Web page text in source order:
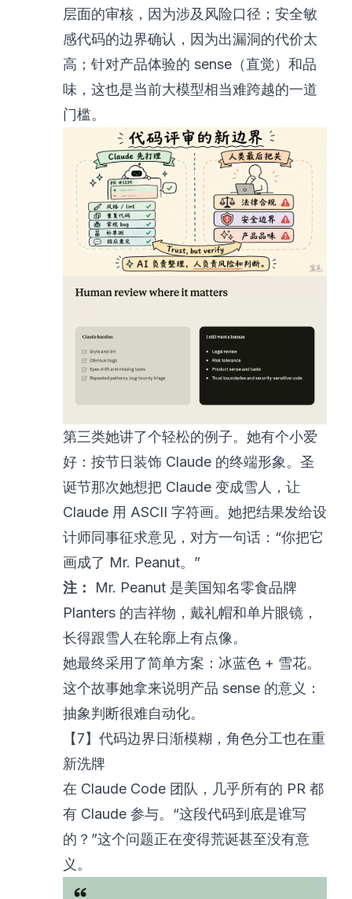
层面的审核，因为涉及风险口径；安全敏
感代码的边界确认，因为出漏洞的代价太
高；针对产品体验的 sense（直觉）和品
味，这也是当前大模型相当难跨越的一道
门槛。
第三类她讲了个轻松的例子。她有个小爱
好：按节日装饰 Claude 的终端形象。圣
诞节那次她想把 Claude 变成雪人，让
Claude 用 ASCII 字符画。她把结果发给设
计师同事征求意见，对方一句话：“你把它
画成了 Mr. Peanut。”
注：
Mr. Peanut 是美国知名零食品牌
Planters 的吉祥物，戴礼帽和单片眼镜，
长得跟雪人在轮廓上有点像。
她最终采用了简单方案：冰蓝色 + 雪花。
这个故事她拿来说明产品 sense 的意义：
抽象判断很难自动化。
【7】代码边界日渐模糊，角色分工也在重
新洗牌
在 Claude Code 团队，几乎所有的 PR 都
有 Claude 参与。“这段代码到底是谁写
的？”这个问题正在变得荒诞甚至没有意
义。